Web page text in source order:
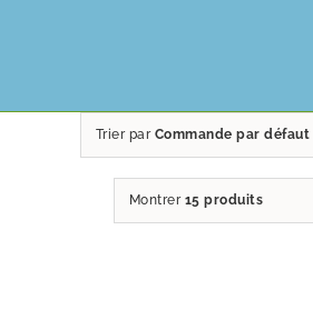
Trier par Commande par défaut
Montrer 15 produits